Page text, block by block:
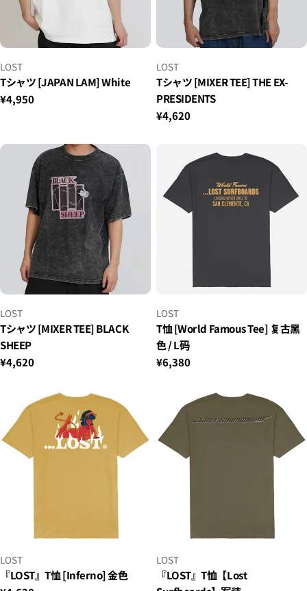
小
贩：
LOST
Tシャツ [JAPAN LAM] White
正
格
¥4,950
小
贩：
LOST
Tシャツ [MIXER TEE] THE EX-
PRESIDENTS
正
¥4,620
小
贩：
LOST
Tシャツ [MIXER TEE] BLACK
SHEEP
正
¥4,620
小
贩：
LOST
T恤 [World Famous Tee] 复古黑
色 / L码
正
¥6,380
小
贩：
LOST
『LOST』T恤 [Inferno] 金色
小
贩：
LOST
『LOST』T恤【Lost